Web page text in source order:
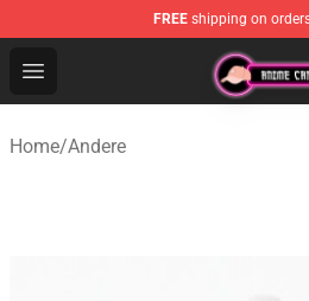
FREE shipping on
Open menu
Anime Cap Shop - The Best
Home/Andere